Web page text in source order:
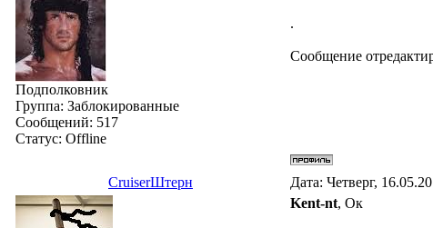
Подполковник
Группа: Заблокированные
Сообщений: 517
Статус: Offline
.
Сообщение
СruiserШтерн Дата: Четверг,
Kent-nt, Ок